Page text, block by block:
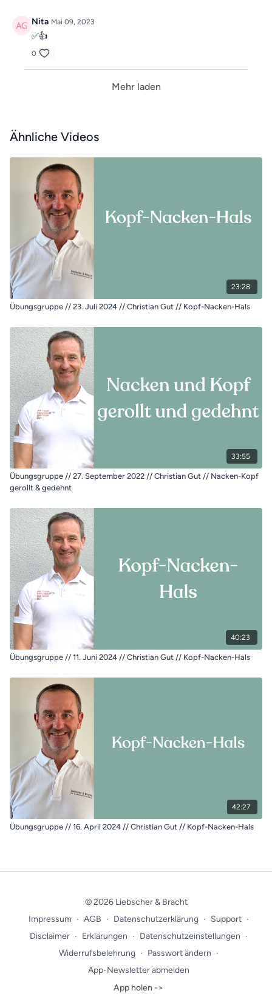
Nita Mai 09, 2023
✅👍
0
Mehr laden
Ähnliche Videos
23:28
Übungsgruppe // 23. Juli 2024 // Christian Gut // Kopf-Nacken-Hals
33:55
Übungsgruppe // 27. September 2022 // Christian Gut // Nacken-Kopf
gerollt & gedehnt
40:23
Übungsgruppe // 11. Juni 2024 // Christian Gut // Kopf-Nacken-Hals
42:27
Übungsgruppe // 16. April 2024 // Christian Gut // Kopf-Nacken-Hals
© 2026 Liebscher & Bracht
Impressum ∙ AGB ∙ Datenschutzerklärung ∙ Support ∙
Disclaimer ∙ Erklärungen ∙ Datenschutzeinstellungen ∙
Widerrufsbelehrung ∙ Passwort ändern ∙
App-Newsletter abmelden
App holen ->